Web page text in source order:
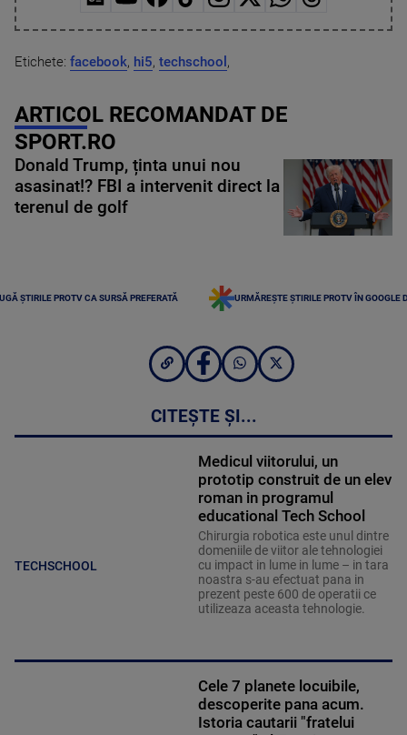
Etichete: facebook, hi5, techschool ,
ARTICOL RECOMANDAT DE
SPORT.RO
Donald Trump, ținta unui nou
asasinat!? FBI a intervenit direct la
terenul de golf
ȘTIRILE PROTV CA SURSĂ PREFERATĂ URMĂREȘTE ȘTIRILE PROTV ÎN GOOGLE
CITEȘTE ȘI...
TECHSCHOOL
Medicul viitorului, un
prototip construit de un elev
roman in programul
educational Tech School
Chirurgia robotica este unul dintre
domeniile de viitor ale tehnologiei
cu impact in lume in lume – in tara
noastra s-au efectuat pana in
prezent peste 600 de operatii ce
utilizeaza aceasta tehnologie.
Cele 7 planete locuibile,
descoperite pana acum.
Istoria cautarii "fratelui